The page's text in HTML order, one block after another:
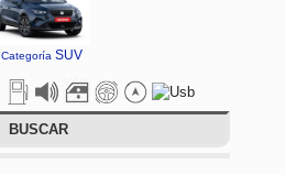
Categoría SUV
BUSCAR